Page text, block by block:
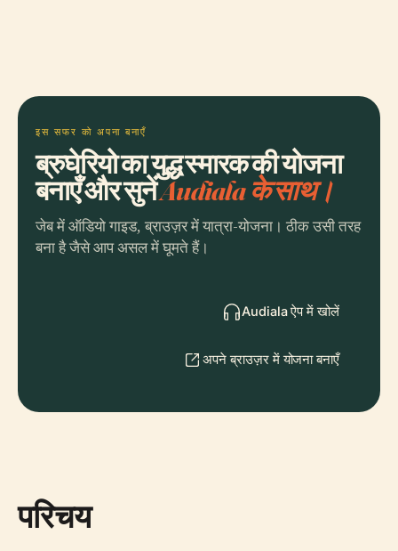
इस सफर को अपना बनाएँ
ब्रुघेरियो का युद्ध स्मारक की योजना
बनाएँ और सुनेंAudiala के साथ।
जेब में ऑडियो गाइड, ब्राउज़र में यात्रा-योजना। ठीक उसी तरह
बना है जैसे आप असल में घूमते हैं।
Audiala ऐप में खोलें
अपने ब्राउज़र में योजना बनाएँ
परिचय